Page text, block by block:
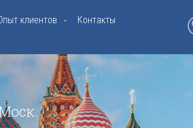
клиентов Контакты